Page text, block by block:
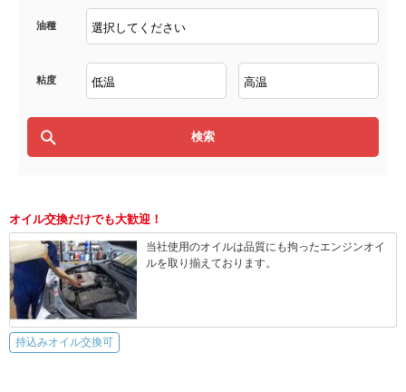
油種
粘度
オイル交換だけでも大歓迎！
当社使用のオイルは品質にも拘ったエンジンオイ
ルを取り揃えております。
持込みオイル交換可